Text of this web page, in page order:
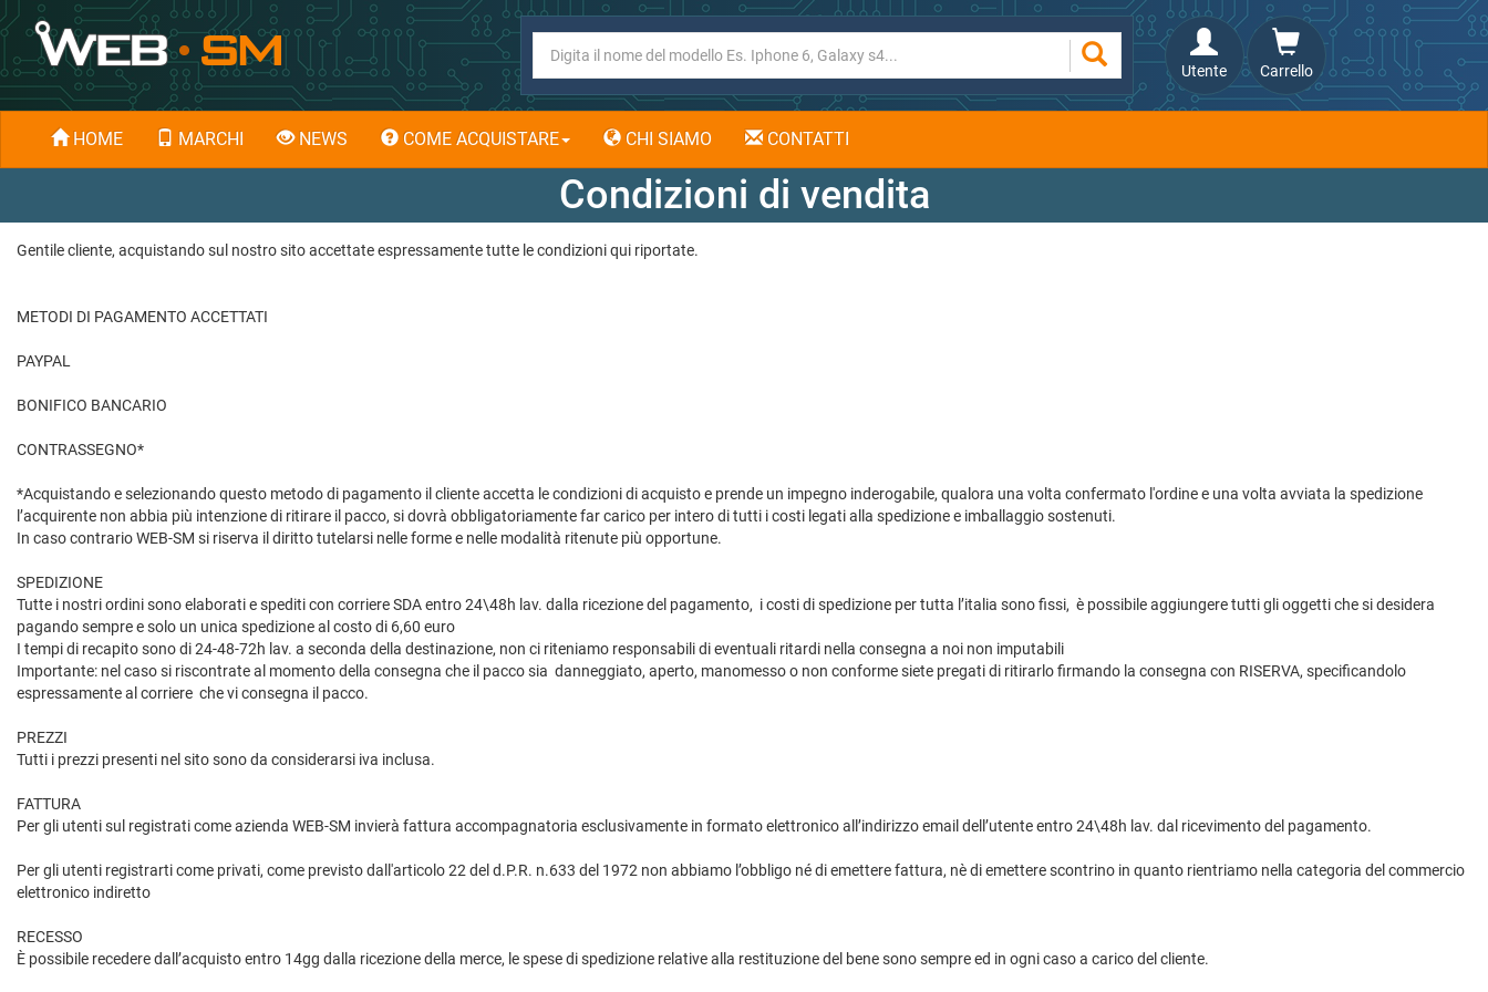
Utente Carrello
HOME MARCHI NEWS COME ACQUISTARE CHI SIAMO CONTATTI
Condizioni di vendita
Gentile cliente, acquistando sul nostro sito accettate espressamente tutte le condizioni qui riportate.
METODI DI PAGAMENTO ACCETTATI
PAYPAL
BONIFICO BANCARIO
CONTRASSEGNO*
*Acquistando e selezionando questo metodo di pagamento il cliente accetta le condizioni di acquisto e prende un impegno inderogabile, qualora una volta confermato l'ordine e una volta avviata la spedizione
l’acquirente non abbia più intenzione di ritirare il pacco, si dovrà obbligatoriamente far carico per intero di tutti i costi legati alla spedizione e imballaggio sostenuti.
In caso contrario WEB-SM si riserva il diritto tutelarsi nelle forme e nelle modalità ritenute più opportune.
SPEDIZIONE
Tutte i nostri ordini sono elaborati e spediti con corriere SDA entro 24\48h lav. dalla ricezione del pagamento, i costi di spedizione per tutta l’italia sono fissi, è possibile aggiungere tutti gli oggetti che si desidera
pagando sempre e solo un unica spedizione al costo di 6,60 euro
I tempi di recapito sono di 24-48-72h lav. a seconda della destinazione, non ci riteniamo responsabili di eventuali ritardi nella consegna a noi non imputabili
Importante: nel caso si riscontrate al momento della consegna che il pacco sia danneggiato, aperto, manomesso o non conforme siete pregati di ritirarlo firmando la consegna con RISERVA, specificandolo
espressamente al corriere che vi consegna il pacco.
PREZZI
Tutti i prezzi presenti nel sito sono da considerarsi iva inclusa.
FATTURA
Per gli utenti sul registrati come azienda WEB-SM invierà fattura accompagnatoria esclusivamente in formato elettronico all’indirizzo email dell’utente entro 24\48h lav. dal ricevimento del pagamento.
Per gli utenti registrarti come privati, come previsto dall'articolo 22 del d.P.R. n.633 del 1972 non abbiamo l’obbligo né di emettere fattura, nè di emettere scontrino in quanto rientriamo nella categoria del commercio
elettronico indiretto
RECESSO
È possibile recedere dall’acquisto entro 14gg dalla ricezione della merce, le spese di spedizione relative alla restituzione del bene sono sempre ed in ogni caso a carico del cliente.